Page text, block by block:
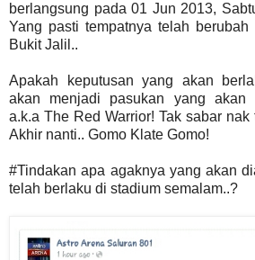
berlangsung pada 01 Jun 2013,
Yang pasti tempatnya telah berubah
Bukit Jalil..
Apakah keputusan yang akan
akan menjadi pasukan yang akan
a.k.a The Red Warrior! Tak sabar
Akhir nanti.. Gomo Klate Gomo!
#Tindakan apa agaknya yang akan
telah berlaku di stadium semalam..?